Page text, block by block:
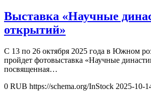
Выставка «Научные
открытий»
С 13 по 26 октября 2025 года в Южном
пройдет фотовыставка «Научные
посвященная…
0 RUB https://schema.org/InStock 2025-10-